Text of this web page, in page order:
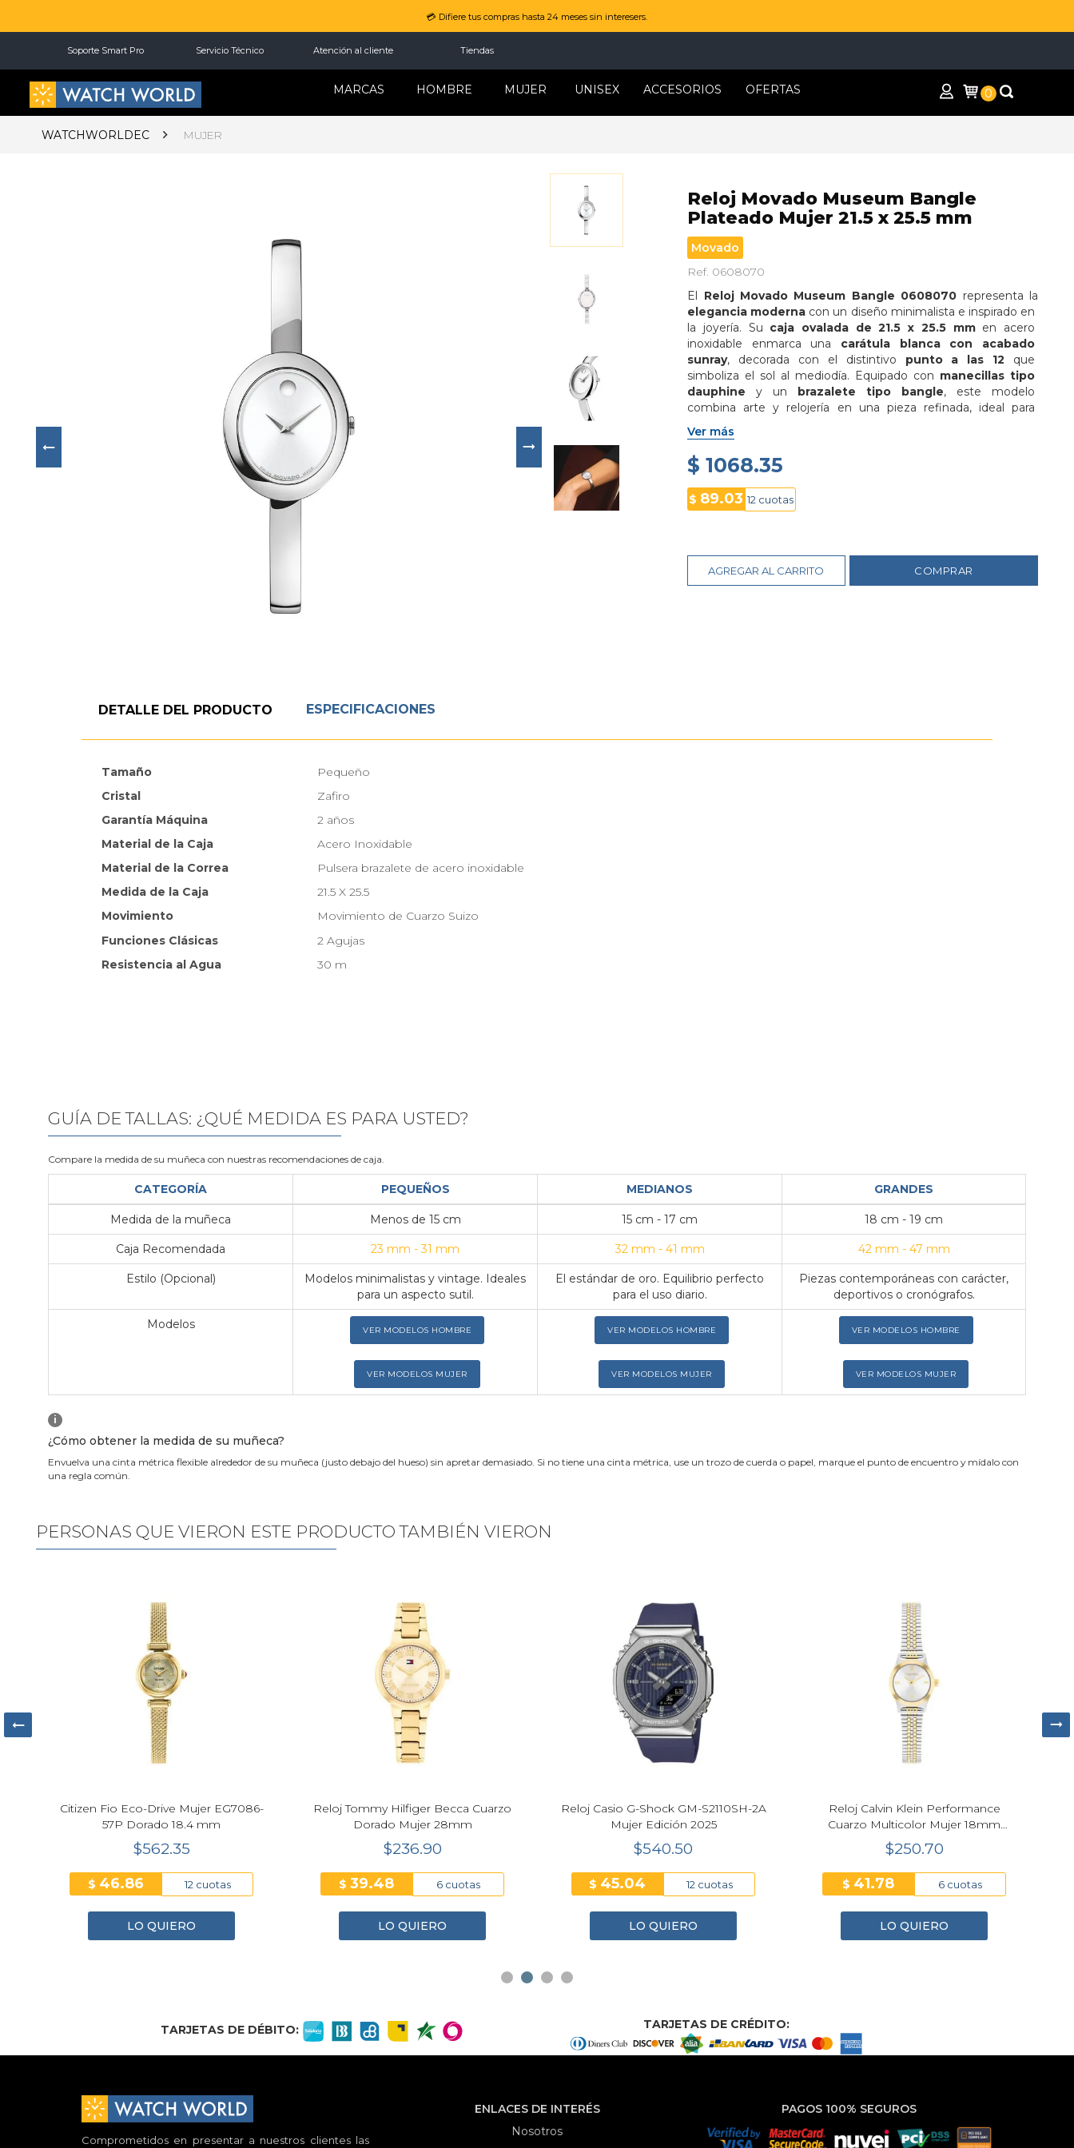
💳 Difiere tus compras hasta 24 meses sin interesers.
Soporte Smart Pro Servicio Técnico Atención al cliente Tiendas
MARCAS HOMBRE MUJER UNISEX ACCESORIOS OFERTAS 0
WATCHWORLDEC MUJER
Reloj Movado Museum Bangle
Plateado Mujer 21.5 x 25.5 mm
Movado
Ref. 0608070
El Reloj Movado Museum Bangle 0608070 representa la
elegancia moderna con un diseño minimalista e inspirado en
la joyería. Su caja ovalada de 21.5 x 25.5 mm en acero
inoxidable enmarca una carátula blanca con acabado
sunray, decorada con el distintivo punto a las 12 que
simboliza el sol al mediodía. Equipado con manecillas tipo
dauphine y un brazalete tipo bangle, este modelo
combina arte y relojería en una pieza refinada, ideal para
mujeres de estilo contemporáneo.
Ver más
$ 1068.35
$ 89.03 12 cuotas
AGREGAR AL CARRITO COMPRAR
DETALLE DEL PRODUCTO ESPECIFICACIONES
Tamaño
Pequeño
Cristal
Zafiro
Garantía Máquina
2 años
Material de la Caja
Acero Inoxidable
Material de la Correa
Pulsera brazalete de acero inoxidable
Medida de la Caja
21.5 X 25.5
Movimiento
Movimiento de Cuarzo Suizo
Funciones Clásicas
2 Agujas
Resistencia al Agua
30 m
GUÍA DE TALLAS: ¿QUÉ MEDIDA ES PARA USTED?
Compare la medida de su muñeca con nuestras recomendaciones de caja.
CATEGORÍA PEQUEÑOS MEDIANOS GRANDES
Medida de la muñeca Menos de 15 cm 15 cm - 17 cm 18 cm - 19 cm
Caja Recomendada 23 mm - 31 mm 32 mm - 41 mm 42 mm - 47 mm
Estilo (Opcional)
Modelos minimalistas y vintage. Ideales
para un aspecto sutil.
El estándar de oro. Equilibrio perfecto
para el uso diario.
Piezas contemporáneas con carácter,
deportivos o cronógrafos.
Modelos VER MODELOS HOMBRE
VER MODELOS MUJER
VER MODELOS HOMBRE
VER MODELOS MUJER
VER MODELOS HOMBRE
VER MODELOS MUJER
i
¿Cómo obtener la medida de su muñeca?
Envuelva una cinta métrica flexible alrededor de su muñeca (justo debajo del hueso) sin apretar demasiado. Si no tiene una cinta métrica, use un trozo de cuerda o papel, marque el punto de encuentro y mídalo con
una regla común.
PERSONAS QUE VIERON ESTE PRODUCTO TAMBIÉN VIERON
Citizen Fio Eco-Drive Mujer EG7086-
57P Dorado 18.4 mm
$562.35
$ 46.86 12 cuotas
LO QUIERO
Reloj Tommy Hilfiger Becca Cuarzo
Dorado Mujer 28mm
$236.90
$ 39.48 6 cuotas
LO QUIERO
Reloj Casio G-Shock GM-S2110SH-2A
Mujer Edición 2025
$540.50
$ 45.04 12 cuotas
LO QUIERO
Reloj Calvin Klein Performance
Cuarzo Multicolor Mujer 18mm
25100207
$250.70
$ 41.78 6 cuotas
LO QUIERO
Next
TARJETAS DE DÉBITO: TARJETAS DE CRÉDITO:
Comprometidos en presentar a nuestros clientes las
ENLACES DE INTERÉS
Nosotros
PAGOS 100% SEGUROS